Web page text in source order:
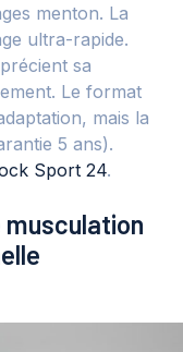
menton. La
ultra-rapide.
sa
Le format
mais la
5 ans).
Sport 24.